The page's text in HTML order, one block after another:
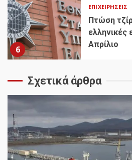
6
ΕΠΙΧΕΙΡΉΣΕΙΣ
Πτώση
ελληνικές
Απρίλιο
Σχετικά άρθρα